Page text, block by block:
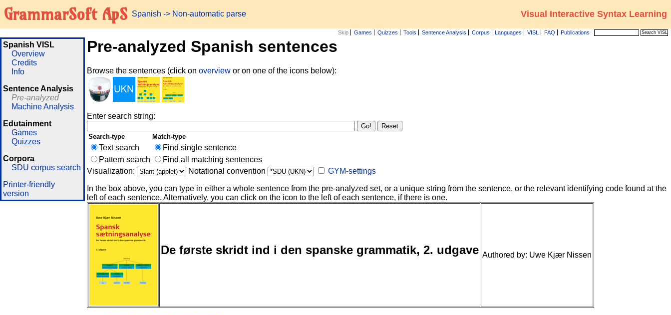
GrammarSoft ApS Spanish -> Non-automatic parse Visual Interactive Syntax Learning
Skip Games Quizzes Tools Sentence Analysis Corpus Languages VISL FAQ Publications
Spanish VISL
Overview
Credits
Info
Sentence Analysis
Pre-analyzed
Machine Analysis
Edutainment
Games
Quizzes
Corpora
SDU corpus search
Printer-friendly
version
Pre-analyzed Spanish sentences
Browse the sentences (click on overview or on one of the icons below):
Enter search string:
Search-type Match-type
Text search
Find single sentence
Pattern search
Find all matching sentences
Visualization:
Notational convention GYM-settings
In the box above, you can type in either a whole sentence from the pre-analyzed set, or a unique string from the sentence, or the relevant identifying code found at the
left of each sentence. Alternatively, you can click on the icon to the left of each sentence, if there is one.
De første skridt ind i den spanske grammatik, 2. udgave Authored by: Uwe Kjær Nissen